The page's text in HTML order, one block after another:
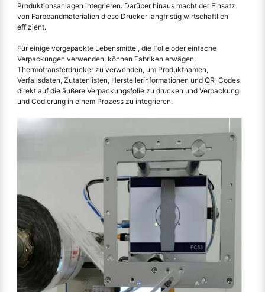
Produktionsanlagen integrieren. Darüber hinaus macht der Einsatz
von Farbbandmaterialien diese Drucker langfristig wirtschaftlich
effizient.
Für einige vorgepackte Lebensmittel, die Folie oder einfache
Verpackungen verwenden, können Fabriken erwägen,
Thermotransferdrucker zu verwenden, um Produktnamen,
Verfallsdaten, Zutatenlisten, Herstellerinformationen und QR-Codes
direkt auf die äußere Verpackungsfolie zu drucken und Verpackung
und Codierung in einem Prozess zu integrieren.